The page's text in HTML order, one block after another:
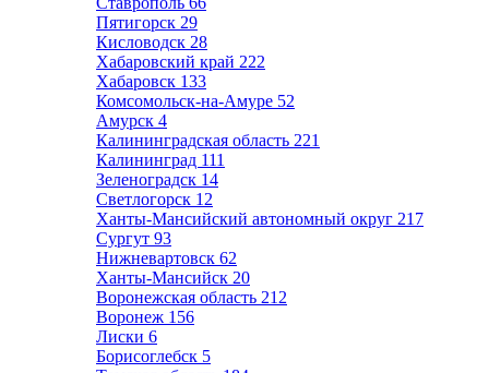
Пятигорск 29
Кисловодск 28
Хабаровский край 222
Хабаровск 133
Комсомольск-на-Амуре 52
Амурск 4
Калининградская область 221
Калининград 111
Зеленоградск 14
Светлогорск 12
Ханты-Мансийский автономный округ 217
Сургут 93
Нижневартовск 62
Ханты-Мансийск 20
Воронежская область 212
Воронеж 156
Лиски 6
Борисоглебск 5